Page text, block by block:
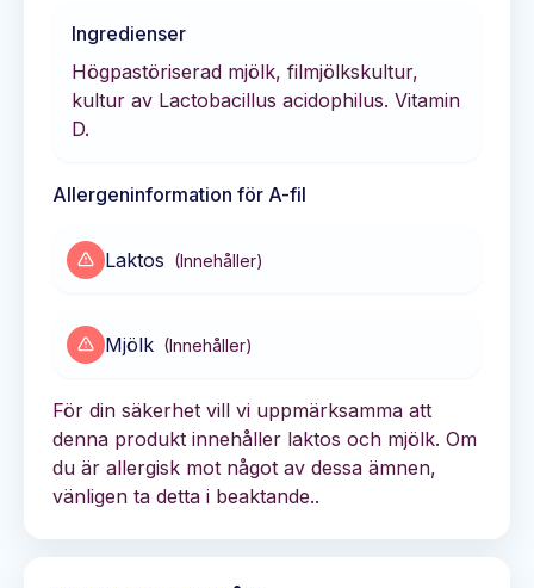
Ingredienser
Högpastöriserad mjölk, filmjölkskultur,
kultur av Lactobacillus acidophilus. Vitamin
D.
Allergeninformation för A-fil
Laktos (Innehåller)
Mjölk (Innehåller)
För din säkerhet vill vi uppmärksamma att
denna produkt innehåller laktos och mjölk. Om
du är allergisk mot något av dessa ämnen,
vänligen ta detta i beaktande..